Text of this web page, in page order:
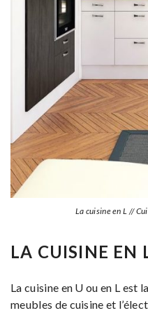
La cuisine en L //
LA CUISINE EN
La cuisine en U ou en L est
meubles de cuisine et